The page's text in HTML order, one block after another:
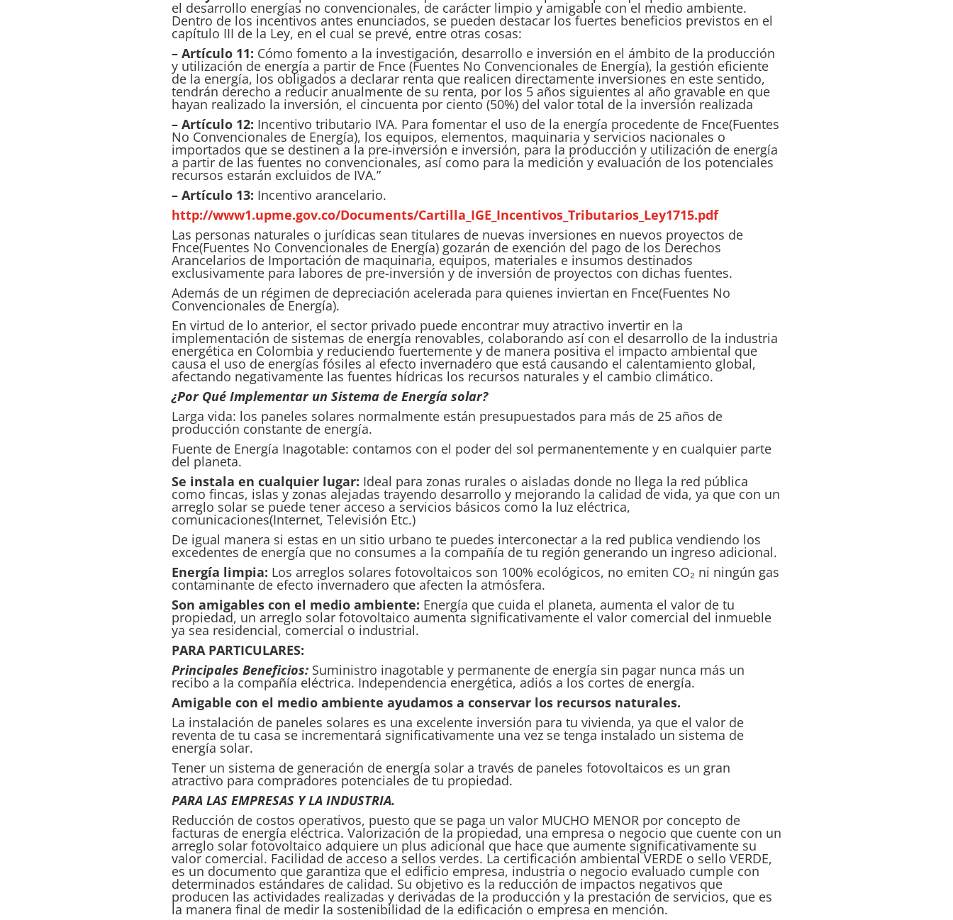
el desarrollo energías no convencionales, de carácter limpio y amigable con el medio ambiente.
Dentro de los incentivos antes enunciados, se pueden destacar los fuertes beneficios previstos en el
capítulo III de la Ley, en el cual se prevé, entre otras cosas:
– Artículo 11: Cómo fomento a la investigación, desarrollo e inversión en el ámbito de la producción
y utilización de energía a partir de Fnce(Fuentes No Convencionales de Energía), la gestión eficiente
de la energía, los obligados a declarar renta que realicen directamente inversiones en este sentido,
tendrán derecho a reducir anualmente de su renta, por los 5 años siguientes al año gravable en que
hayan realizado la inversión, el cincuenta por ciento (50%) del valor total de la inversión realizada
– Artículo 12: Incentivo tributario IVA. Para fomentar el uso de la energía procedente de Fnce(Fuentes
No Convencionales de Energía), los equipos, elementos, maquinaria y servicios nacionales o
importados que se destinen a la pre-inversión e inversión, para la producción y utilización de energía
a partir de las fuentes no convencionales, así como para la medición y evaluación de los potenciales
recursos estarán excluidos de IVA.”
– Artículo 13: Incentivo arancelario.
http://www1.upme.gov.co/Documents/Cartilla_IGE_Incentivos_Tributarios_Ley1715.pdf
Las personas naturales o jurídicas sean titulares de nuevas inversiones en nuevos proyectos de
Fnce(Fuentes No Convencionales de Energía) gozarán de exención del pago de los Derechos
Arancelarios de Importación de maquinaria, equipos, materiales e insumos destinados
exclusivamente para labores de pre-inversión y de inversión de proyectos con dichas fuentes.
Además de un régimen de depreciación acelerada para quienes inviertan en Fnce(Fuentes No
Convencionales de Energía).
En virtud de lo anterior, el sector privado puede encontrar muy atractivo invertir en la
implementación de sistemas de energía renovables, colaborando así con el desarrollo de la industria
energética en Colombia y reduciendo fuertemente y de manera positiva el impacto ambiental que
causa el uso de energías fósiles al efecto invernadero que está causando el calentamiento global,
afectando negativamente las fuentes hídricas los recursos naturales y el cambio climático.
¿Por Qué Implementar un Sistema de Energía solar?
Larga vida: los paneles solares normalmente están presupuestados para más de 25 años de
producción constante de energía.
Fuente de Energía Inagotable: contamos con el poder del sol permanentemente y en cualquier parte
del planeta.
Se instala en cualquier lugar: Ideal para zonas rurales o aisladas donde no llega la red pública
como fincas, islas y zonas alejadas trayendo desarrollo y mejorando la calidad de vida, ya que con un
arreglo solar se puede tener acceso a servicios básicos como la luz eléctrica,
comunicaciones(Internet, Televisión Etc.)
De igual manera si estas en un sitio urbano te puedes interconectar a la red publica vendiendo los
excedentes de energía que no consumes a la compañía de tu región generando un ingreso adicional.
Energía limpia: Los arreglos solares fotovoltaicos son 100% ecológicos, no emiten CO₂ ni ningún gas
contaminante de efecto invernadero que afecten la atmósfera.
Son amigables con el medio ambiente: Energía que cuida el planeta, aumenta el valor de tu
propiedad, un arreglo solar fotovoltaico aumenta significativamente el valor comercial del inmueble
ya sea residencial, comercial o industrial.
PARA PARTICULARES:
Principales Beneficios:Suministro inagotable y permanente de energía sin pagar nunca más un
recibo a la compañía eléctrica. Independencia energética, adiós a los cortes de energía.
Amigable con el medio ambiente ayudamos a conservar los recursos naturales.
La instalación de paneles solares es una excelente inversión para tu vivienda, ya que el valor de
reventa de tu casa se incrementará significativamente una vez se tenga instalado un sistema de
energía solar.
Tener un sistema de generación de energía solar a través de paneles fotovoltaicos es un gran
atractivo para compradores potenciales de tu propiedad.
PARA LAS EMPRESAS Y LA INDUSTRIA.
Reducción de costos operativos, puesto que se paga un valor MUCHO MENOR por concepto de
facturas de energía eléctrica. Valorización de la propiedad, una empresa o negocio que cuente con un
arreglo solar fotovoltaico adquiere un plus adicional que hace que aumente significativamente su
valor comercial. Facilidad de acceso a sellos verdes. La certificación ambiental VERDE o sello VERDE,
es un documento que garantiza que el edificio empresa, industria o negocio evaluado cumple con
determinados estándares de calidad. Su objetivo es la reducción de impactos negativos que
producen las actividades realizadas y derivadas de la producción y la prestación de servicios, que es
la manera final de medir la sostenibilidad de la edificación o empresa en mención.